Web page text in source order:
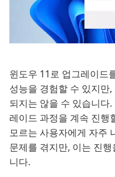
윈도우 11로 업그레이드
성능을 경험할 수 있지만
되지는 않을 수 있습니다
레이드 과정을 계속 진행
모르는 사용자에게 자주
문제를 겪지만, 이는 진
니다.